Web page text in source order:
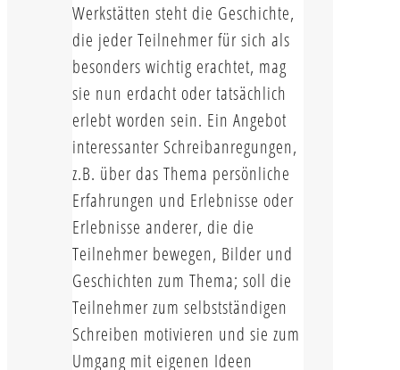
Werkstätten steht die Geschichte,
die jeder Teilnehmer für sich als
besonders wichtig erachtet, mag
sie nun erdacht oder tatsächlich
erlebt worden sein. Ein Angebot
interessanter Schreibanregungen,
z.B. über das Thema persönliche
Erfahrungen und Erlebnisse oder
Erlebnisse anderer, die die
Teilnehmer bewegen, Bilder und
Geschichten zum Thema; soll die
Teilnehmer zum selbstständigen
Schreiben motivieren und sie zum
Umgang mit eigenen Ideen